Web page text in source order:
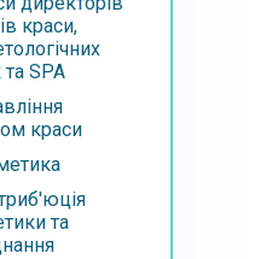
краси,
та SPA
краси
та